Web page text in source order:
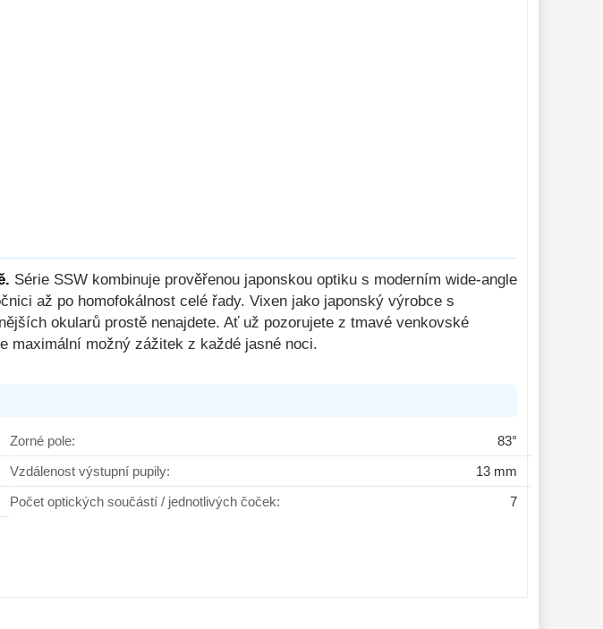
Série SSW kombinuje prověřenou japonskou optiku s moderním wide-angle
až po homofokálnost celé řady. Vixen jako japonský výrobce s
okularů prostě nenajdete. Ať už pozorujete z tmavé venkovské
maximální možný zážitek z každé jasné noci.
Zorné pole:
83°
Vzdálenost výstupní pupily:
13 mm
Počet optických součástí / jednotlivých čoček:
7